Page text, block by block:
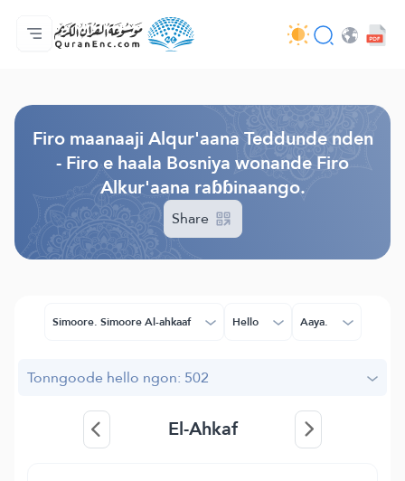
Jaɓɓorgo
Loowdi firooji ɗi
Audio
Golleeji topayɓe ( heyɗintinooɓe) ɓen - API
Fii eɓɓoore nde
Humpo'ndir e amen
Ɗemngal
Firo maanaaji Alqur'aana Teddunde nden
- Firo e haala Bosniya wonande Firo
Alkur'aana raɓɓinaango.
Share
Simoore. Simoore Al-ahkaaf Hello Aaya.
Tonngoode hello ngon: 502
El-Ahkaf